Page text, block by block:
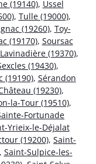
(19140), Ussel
, Tulle (19000),
(19260), Toy-
(19170), Soursac
(19370),
(19430),
(19190), Sérandon
(19230),
la-Tour (19510),
Fortunade
Yrieix-le-Déjalat
(19200), Saint-
Saint-Sulpice-les-